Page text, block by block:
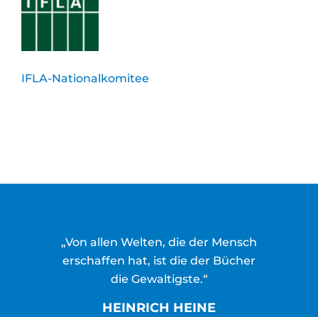
IFLA-Nationalkomitee
„Von allen Welten, die der Mensch
erschaffen hat, ist die der Bücher
die Gewaltigste.“
HEINRICH HEINE